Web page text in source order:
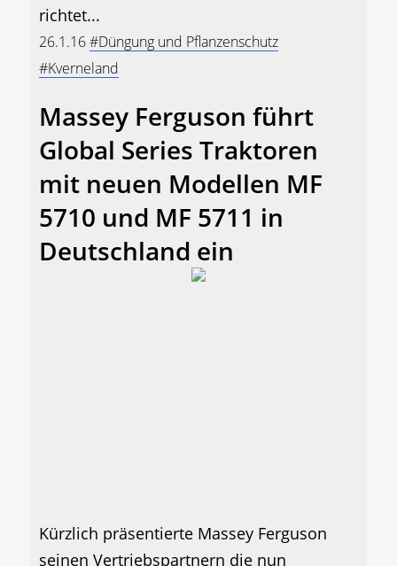
richtet...
26.1.16#Düngung und Pflanzenschutz
#Kverneland
Massey Ferguson führt
Global Series Traktoren
mit neuen Modellen MF
5710 und MF 5711 in
Deutschland ein
Kürzlich präsentierte Massey Ferguson
seinen Vertriebspartnern die nun